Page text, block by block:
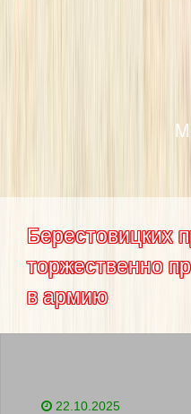
Берестовицких
торжественно
в армию
22.10.2025